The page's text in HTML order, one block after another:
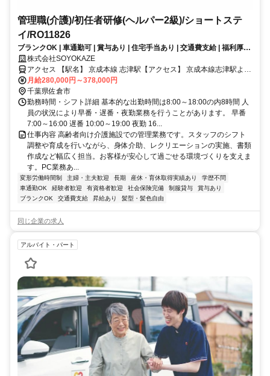
管理職(介護)/初任者研修(ヘルパー2級)/ショートステ
イ/RO11826
ブランクOK | 車通勤可 | 賞与あり | 住宅手当あり | 交通費支給 | 福利厚生
充実│ショートステイ/管理職（介護）/正社員募集！《ボーナス以外の特
別報酬、約56万円の支給実績！》
株式会社SOYOKAZE
アクセス 【駅名】 京成本線 志津駅【アクセス】 京成本線志津駅より
徒歩30分
月給280,000円～378,000円
千葉県佐倉市
勤務時間・シフト詳細 基本的な出勤時間は8:00～18:00の内8時間 人
員の状況により早番・遅番・夜勤業務を行うことがあります。 早番
7:00～16:00 遅番 10:00～19:00 夜勤 16...
仕事内容 高齢者向け介護施設での管理業務です。スタッフのシフト
調整や育成を行いながら、身体介助、レクリエーションの実施、書類
作成など幅広く担当。お客様が安心して過ごせる環境づくりを支えま
す。PC業務あ...
変形労働時間制 主婦・主夫歓迎 長期 産休・育休取得実績あり
学歴不問
車通勤OK
経験者歓迎 有資格者歓迎 社会保険完備 制服貸与
賞与あり
ブランクOK
交通費支給 昇給あり 髪型・髪色自由
同じ企業の求人
アルバイト・パート